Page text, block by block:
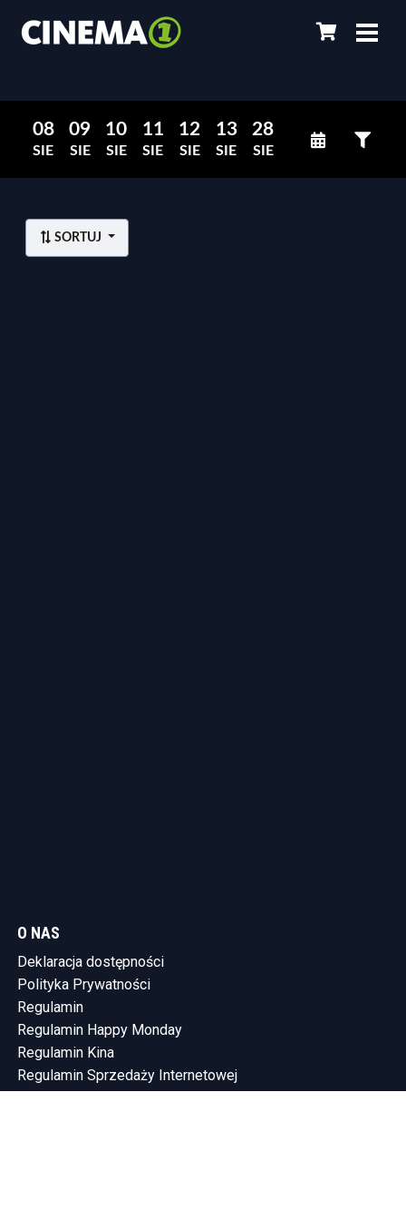
08
SIE
09
SIE
10
SIE
11
SIE
12
SIE
13
SIE
28
SIE
SORTUJ
O NAS
Deklaracja dostępności
Polityka Prywatności
Regulamin
Regulamin Happy Monday
Regulamin Kina
Regulamin Sprzedaży Internetowej